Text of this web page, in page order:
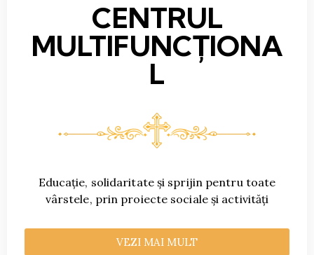
CENTRUL
MULTIFUNCȚIONA
L
Educație, solidaritate și sprijin pentru toate
vârstele, prin proiecte sociale și activități
VEZI MAI MULT